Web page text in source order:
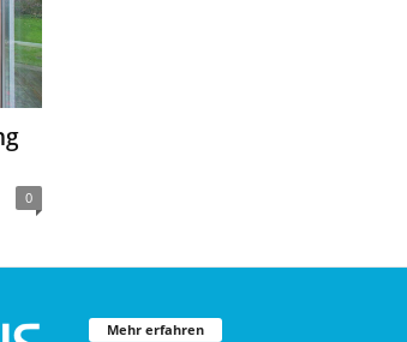
0
Mehr erfahren